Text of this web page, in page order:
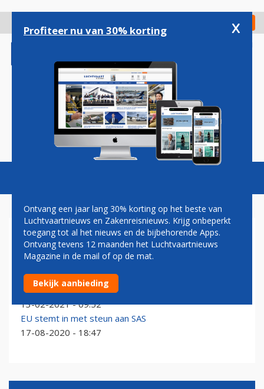
gaan
Check in
Magazine Podcasts Vacatures
MARGRETHE VESTAGER
KLM-bonden sturen open brief aan Europese
Commissie over verlies slots
13-02-2021 - 09:52
EU stemt in met steun aan SAS
17-08-2020 - 18:47
Profiteer nu van 30% korting x
Ontvang een jaar lang 30% korting op het beste van
Luchtvaartnieuws en Zakenreisnieuws. Krijg onbeperkt
toegang tot al het nieuws en de bijbehorende Apps.
Ontvang tevens 12 maanden het Luchtvaartnieuws
Magazine in de mail of op de mat.
Bekijk aanbieding